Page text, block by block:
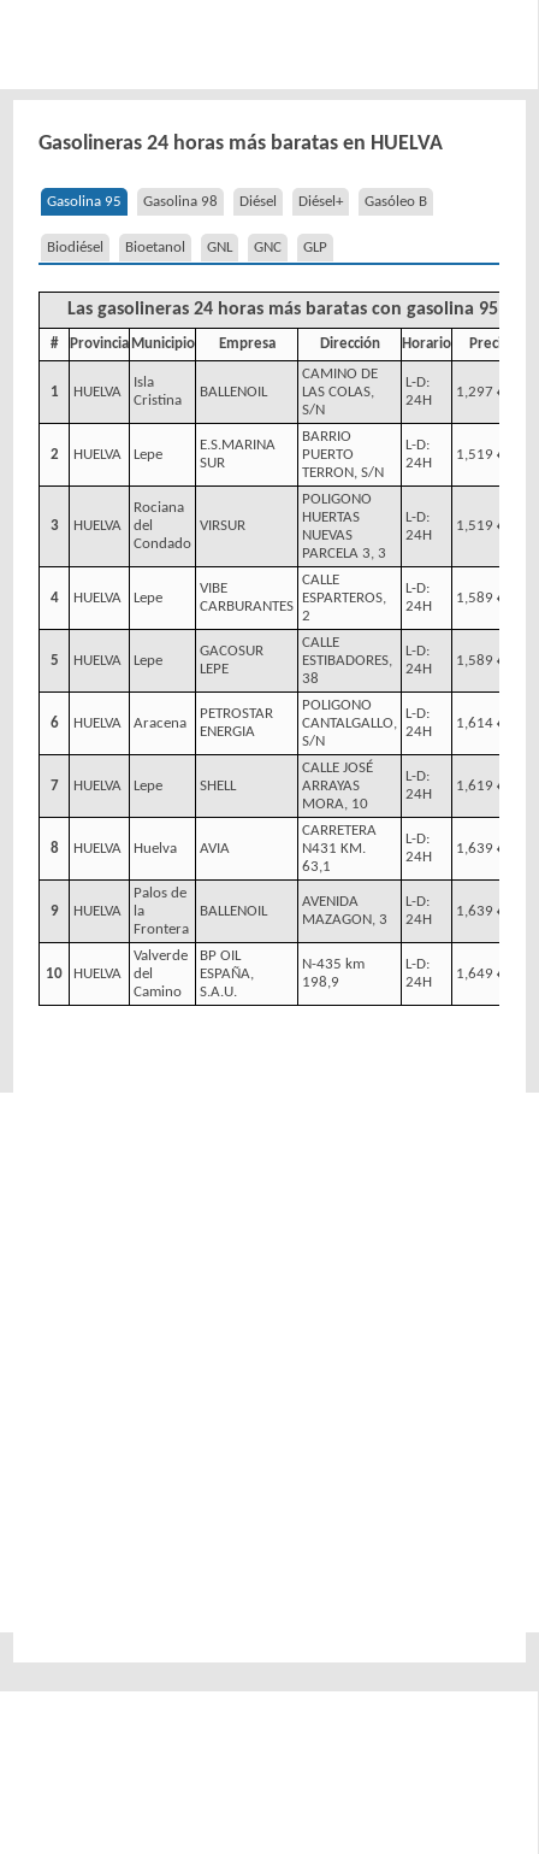
Gasolineras 24 horas más baratas en HUELVA
Gasolina 95 Gasolina 98 Diésel Diésel+ Gasóleo B
Biodiésel Bioetanol GNL GNC GLP
Las gasolineras 24 horas más baratas con gasolina 95
# Provincia Municipio Empresa Dirección Horario Precio
1 HUELVA
Isla
Cristina
BALLENOIL
CAMINO DE
LAS COLAS,
S/N
L-D:
24H
1,297 €/l
2 HUELVA Lepe
E.S.MARINA
SUR
BARRIO
PUERTO
TERRON, S/N
L-D:
24H
1,519 €/l
3 HUELVA
Rociana
del
Condado
VIRSUR
POLIGONO
HUERTAS
NUEVAS
PARCELA 3, 3
L-D:
24H
1,519 €/l
4 HUELVA Lepe
VIBE
CARBURANTES
CALLE
ESPARTEROS,
2
L-D:
24H
1,589 €/l
5 HUELVA Lepe
GACOSUR
LEPE
CALLE
ESTIBADORES,
38
L-D:
24H
1,589 €/l
6 HUELVA Aracena
PETROSTAR
ENERGIA
POLIGONO
CANTALGALLO,
S/N
L-D:
24H
1,614 €/l
7 HUELVA Lepe SHELL
CALLE JOSÉ
ARRAYAS
MORA, 10
L-D:
24H
1,619 €/l
8 HUELVA Huelva AVIA
CARRETERA
N431 KM.
63,1
L-D:
24H
1,639 €/l
9 HUELVA
Palos de
la
Frontera
BALLENOIL
AVENIDA
MAZAGON, 3
L-D:
24H
1,639 €/l
10 HUELVA
Valverde
del
Camino
BP OIL
ESPAÑA,
S.A.U.
N-435 km
198,9
L-D:
24H
1,649 €/l